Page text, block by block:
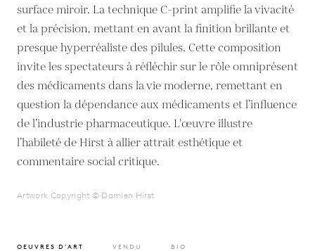
surface miroir. La technique C-print amplifie la vivacité
et la précision, mettant en avant la finition brillante et
presque hyperréaliste des pilules. Cette composition
invite les spectateurs à réfléchir sur le rôle omniprésent
des médicaments dans la vie moderne, remettant en
question la dépendance aux médicaments et l’influence
de l’industrie pharmaceutique. L'œuvre illustre
l’habileté de Hirst à allier attrait esthétique et
commentaire social critique.
Artwork Copyright © Damien Hirst
OEUVRES D’ART VENDU BIO